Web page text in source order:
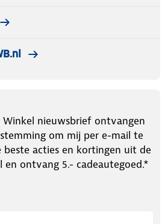
Winkel nieuwsbrief ontvangen
om mij per e-mail te
beste acties en kortingen uit de
en ontvang 5.- cadeautegoed.*